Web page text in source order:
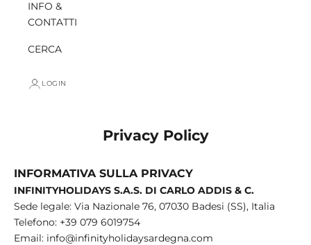
INFO &
CONTATTI
CERCA
LOGIN
Privacy Policy
INFORMATIVA SULLA PRIVACY
INFINITYHOLIDAYS S.A.S. DI CARLO ADDIS & C.
Sede legale: Via Nazionale 76, 07030 Badesi (SS), Italia
Telefono: +39 079 6019754
Email: info@infinityholidaysardegna.com